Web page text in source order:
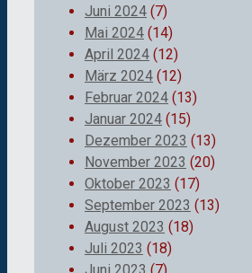
Juni 2024 (7)
Mai 2024 (14)
April 2024 (12)
März 2024 (12)
Februar 2024 (13)
Januar 2024 (15)
Dezember 2023 (13)
November 2023 (20)
Oktober 2023 (17)
September 2023 (13)
August 2023 (18)
Juli 2023 (18)